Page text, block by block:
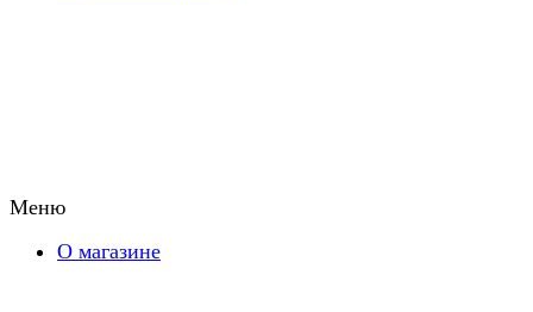
Меню
О магазине